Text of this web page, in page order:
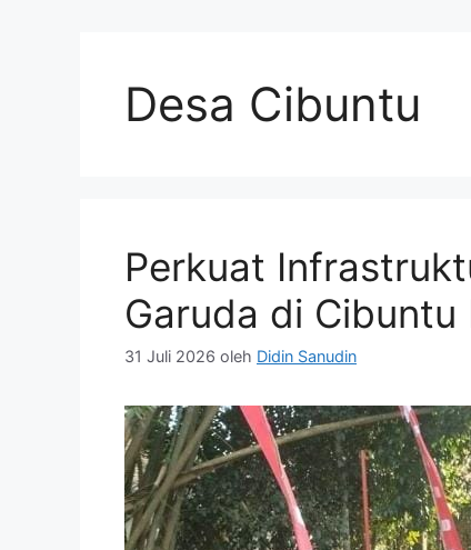
Desa Cibuntu
Perkuat
Garuda di Cibuntu
31 Juli 2026 oleh Didin Sanudin